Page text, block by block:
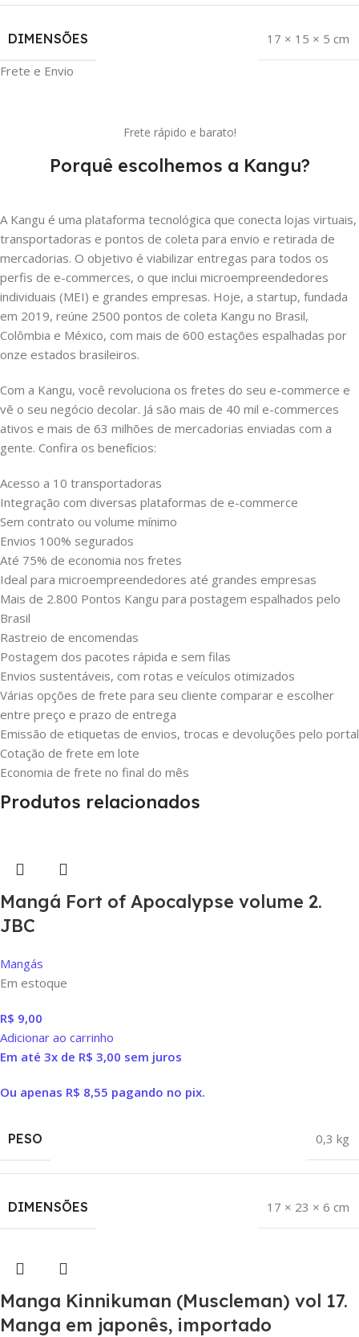
DIMENSÕES
17 × 15 × 5 cm
Frete e Envio
Frete rápido e barato!
Porquê escolhemos a Kangu?
A Kangu é uma plataforma tecnológica que conecta lojas virtuais,
transportadoras e pontos de coleta para envio e retirada de
mercadorias. O objetivo é viabilizar entregas para todos os
perfis de e-commerces, o que inclui microempreendedores
individuais (MEI) e grandes empresas. Hoje, a startup, fundada
em 2019, reúne 2500 pontos de coleta Kangu no Brasil,
Colômbia e México, com mais de 600 estações espalhadas por
onze estados brasileiros.
Com a Kangu, você revoluciona os fretes do seu e-commerce e
vê o seu negócio decolar. Já são mais de 40 mil e-commerces
ativos e mais de 63 milhões de mercadorias enviadas com a
gente. Confira os benefícios:
Acesso a 10 transportadoras
Integração com diversas plataformas de e-commerce
Sem contrato ou volume mínimo
Envios 100% segurados
Até 75% de economia nos fretes
Ideal para microempreendedores até grandes empresas
Mais de 2.800 Pontos Kangu para postagem espalhados pelo
Brasil
Rastreio de encomendas
Postagem dos pacotes rápida e sem filas
Envios sustentáveis, com rotas e veículos otimizados
Várias opções de frete para seu cliente comparar e escolher
entre preço e prazo de entrega
Emissão de etiquetas de envios, trocas e devoluções pelo portal
Cotação de frete em lote
Economia de frete no final do mês
Produtos relacionados
Mangá Fort of Apocalypse volume 2.
JBC
Mangás
Em estoque
R$ 9,00
Adicionar ao carrinho
Em até 3x de R$ 3,00 sem juros
Ou apenas R$ 8,55 pagando no pix.
PESO 0,3 kg
DIMENSÕES 17 × 23 × 6 cm
Manga Kinnikuman (Muscleman) vol 17.
Manga em japonês, importado